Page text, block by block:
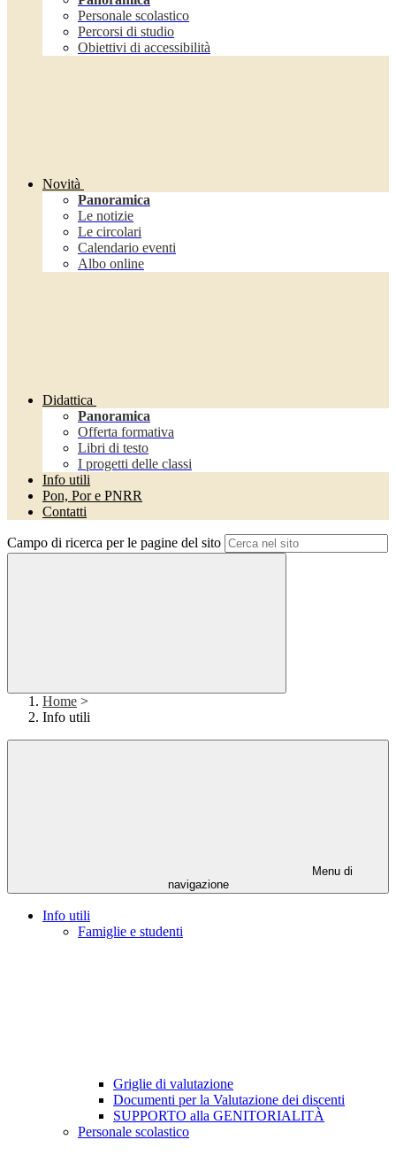
Personale scolastico
Percorsi di studio
Obiettivi di accessibilità
Novità
Panoramica
Le notizie
Le circolari
Calendario eventi
Albo online
Didattica
Panoramica
Offerta formativa
Libri di testo
I progetti delle classi
Info utili
Pon, Por e PNRR
Contatti
Campo di ricerca per le pagine del sito
Home >
Info utili
Menu di
navigazione
Info utili
Famiglie e studenti
Griglie di valutazione
Documenti per la Valutazione dei discenti
SUPPORTO alla GENITORIALITÀ
Personale scolastico